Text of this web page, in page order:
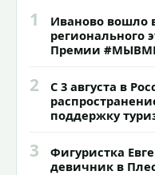
1
Иваново вошло
регионального
Премии
2
С 3 августа в
поддержку
3
Фигуристка
девичник в